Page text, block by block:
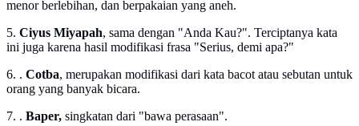
menor berlebihan, dan berpakaian yang aneh.
5. Ciyus Miyapah, sama dengan "Anda Kau?". Terciptanya kata
ini juga karena hasil modifikasi frasa "Serius, demi apa?"
6. . Cotba, merupakan modifikasi dari kata bacot atau sebutan untuk
orang yang banyak bicara.
7. . Baper, singkatan dari "bawa perasaan".